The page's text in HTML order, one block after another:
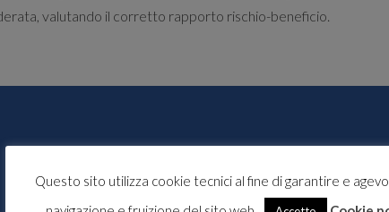
valutando il corretto rapporto rischio-beneficio.
Questo sito utilizza cookie tecnici al fine di garantire e